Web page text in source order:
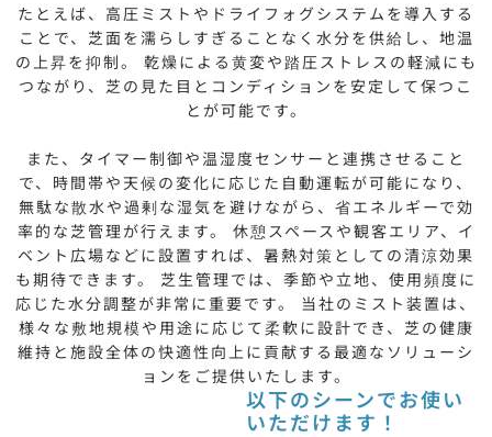
たとえば、高圧ミストやドライフォグシステムを導入する
ことで、芝面を濡らしすぎることなく水分を供給し、地温
の上昇を抑制。 乾燥による黄変や踏圧ストレスの軽減にも
つながり、芝の見た目とコンディションを安定して保つこ
とが可能です。
また、タイマー制御や温湿度センサーと連携させること
で、時間帯や天候の変化に応じた自動運転が可能になり、
無駄な散水や過剰な湿気を避けながら、省エネルギーで効
率的な芝管理が行えます。 休憩スペースや観客エリア、イ
ベント広場などに設置すれば、暑熱対策としての清涼効果
も期待できます。 芝生管理では、季節や立地、使用頻度に
応じた水分調整が非常に重要です。 当社のミスト装置は、
様々な敷地規模や用途に応じて柔軟に設計でき、芝の健康
維持と施設全体の快適性向上に貢献する最適なソリューシ
ョンをご提供いたします。
以下のシーンでお使い
いただけます！